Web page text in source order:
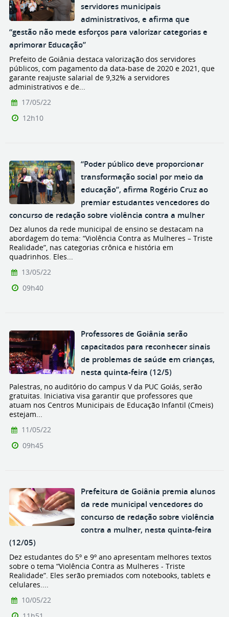
servidores municipais
administrativos, e afirma que
“gestão não mede esforços para valorizar categorias e
aprimorar Educação”
Prefeito de Goiânia destaca valorização dos servidores
públicos, com pagamento da data-base de 2020 e 2021, que
garante reajuste salarial de 9,32% a servidores
administrativos e de...
17/05/22
12h10
“Poder público deve proporcionar
transformação social por meio da
educação”, afirma Rogério Cruz ao
premiar estudantes vencedores do
concurso de redação sobre violência contra a mulher
Dez alunos da rede municipal de ensino se destacam na
abordagem do tema: “Violência Contra as Mulheres – Triste
Realidade”, nas categorias crônica e história em
quadrinhos. Eles...
13/05/22
09h40
Professores de Goiânia serão
capacitados para reconhecer sinais
de problemas de saúde em crianças,
nesta quinta-feira (12/5)
Palestras, no auditório do campus V da PUC Goiás, serão
gratuitas. Iniciativa visa garantir que professores que
atuam nos Centros Municipais de Educação Infantil (Cmeis)
estejam...
11/05/22
09h45
Prefeitura de Goiânia premia alunos
da rede municipal vencedores do
concurso de redação sobre violência
contra a mulher, nesta quinta-feira
(12/05)
Dez estudantes do 5º e 9º ano apresentam melhores textos
sobre o tema “Violência Contra as Mulheres - Triste
Realidade”. Eles serão premiados com notebooks, tablets e
celulares....
10/05/22